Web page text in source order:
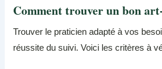
Comment trouver un bon
Trouver le praticien adapté à vos
réussite du suivi. Voici les critères à